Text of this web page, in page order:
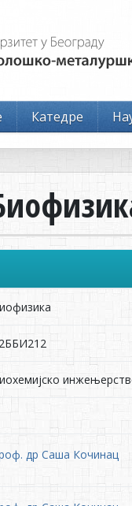
Катедре
др Саша Кочинац